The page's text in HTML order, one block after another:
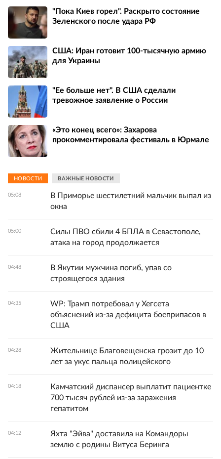
"Пока Киев горел". Раскрыто состояние
Зеленского после удара РФ
США: Иран готовит 100-тысячную армию
для Украины
"Ее больше нет". В США сделали
тревожное заявление о России
«Это конец всего»: Захарова
прокомментировала фестиваль в Юрмале
НОВОСТИ ВАЖНЫЕ НОВОСТИ
05:08
В Приморье шестилетний мальчик выпал из
окна
05:00
Силы ПВО сбили 4 БПЛА в Севастополе,
атака на город продолжается
04:48
В Якутии мужчина погиб, упав со
строящегося здания
04:35
WP: Трамп потребовал у Хегсета
объяснений из-за дефицита боеприпасов в
США
04:28
Жительнице Благовещенска грозит до 10
лет за укус пальца полицейского
04:18
Камчатский диспансер выплатит пациентке
700 тысяч рублей из-за заражения
гепатитом
04:12
Яхта "Эйва" доставила на Командоры
землю с родины Витуса Беринга